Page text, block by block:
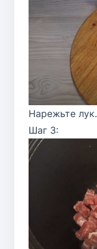
Нарежьте лук.
Шаг 3: